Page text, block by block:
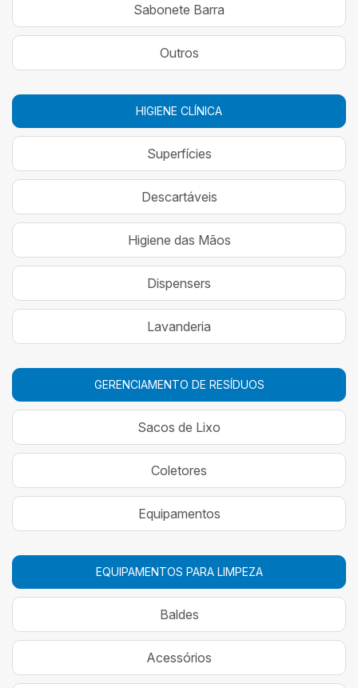
Sabonete Barra
Outros
HIGIENE CLÍNICA
Superfícies
Descartáveis
Higiene das Mãos
Dispensers
Lavanderia
GERENCIAMENTO DE RESÍDUOS
Sacos de Lixo
Coletores
Equipamentos
EQUIPAMENTOS PARA LIMPEZA
Baldes
Acessórios